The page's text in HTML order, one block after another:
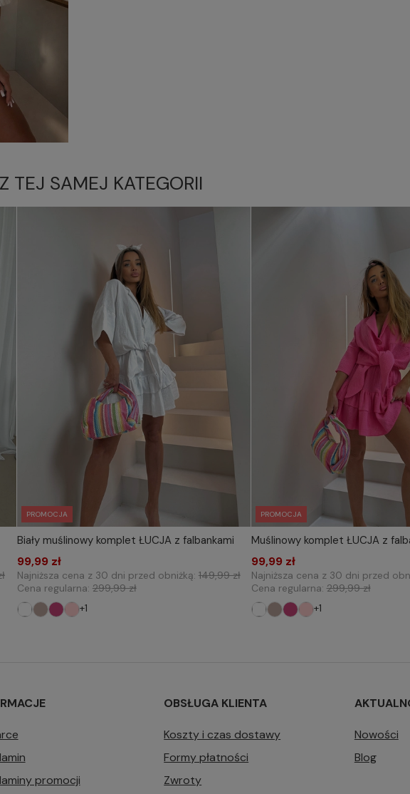
TEJ SAMEJ KATEGORII
PROMOCJA
WYBIERZ ROZMIAR DO KOSZYKA
Biały muślinowy komplet ŁUCJA z falbankami
99,99 zł
Najniższa cena z 30 dni przed obniżką: 149,99 zł
Cena regularna: 299,99 zł
+1
PROMOCJA
WYBIERZ ROZMIAR DO
Muślinowy komplet ŁUCJA z
99,99 zł
Najniższa cena z 30 dni przed
Cena regularna:299,99 zł
+1
promocji
OBSŁUGA KLIENTA
Koszty i czas dostawy
Formy płatności
Zwroty
Nowości
Blog